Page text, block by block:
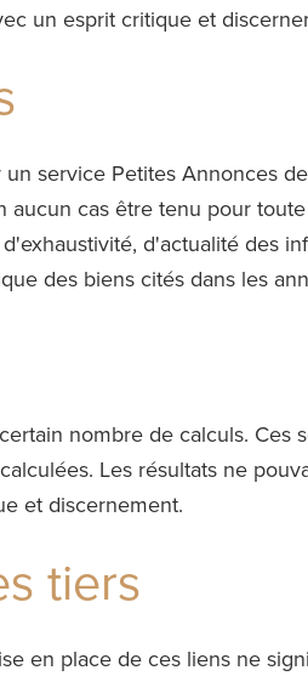
un esprit critique et
service Petites Annonces
aucun cas être tenu pour
d'actualité des
des biens cités dans les
nombre de calculs. Ces
Les résultats ne
et discernement.
tiers
en place de ces liens ne